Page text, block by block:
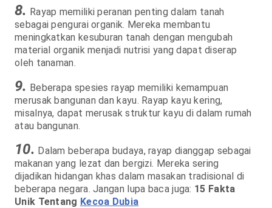
8. Rayap memiliki peranan penting dalam tanah
sebagai pengurai organik. Mereka membantu
meningkatkan kesuburan tanah dengan mengubah
material organik menjadi nutrisi yang dapat diserap
oleh tanaman.
9. Beberapa spesies rayap memiliki kemampuan
merusak bangunan dan kayu. Rayap kayu kering,
misalnya, dapat merusak struktur kayu di dalam rumah
atau bangunan.
10. Dalam beberapa budaya, rayap dianggap sebagai
makanan yang lezat dan bergizi. Mereka sering
dijadikan hidangan khas dalam masakan tradisional di
beberapa negara. Jangan lupa baca juga: 15 Fakta
Unik Tentang Kecoa Dubia